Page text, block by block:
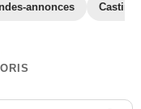
annonces Casting